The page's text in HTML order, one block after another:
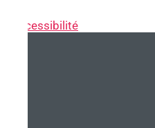
~ Accessibilité